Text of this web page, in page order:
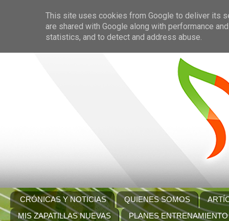
CRÓNICAS Y NOTICIAS QUIENES SOMOS
MIS ZAPATILLAS NUEVAS
PLANES ENTRENAMIENTO
This site uses cookies from Google to deliver its
are shared with Google along with performance
statistics, and to detect and address abuse.